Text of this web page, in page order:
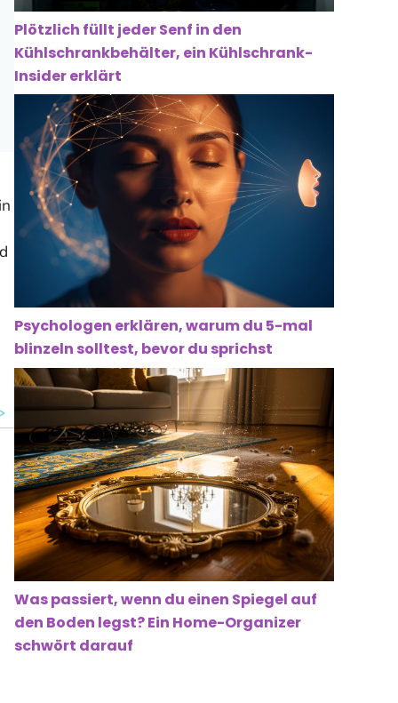
Plötzlich füllt jeder Senf in den
Kühlschrankbehälter, ein Kühlschrank-
Insider erklärt
Psychologen erklären, warum du 5-mal
blinzeln solltest, bevor du sprichst
Was passiert, wenn du einen Spiegel auf
den Boden legst? Ein Home-Organizer
schwört darauf